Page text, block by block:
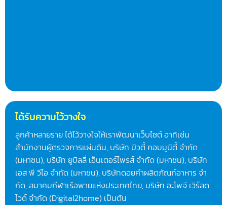
ได้รับความไว้วางใจ
ลูกค้าหลายราย ได้ไว้วางใจให้เราพัฒนาเว็บไซต์ อาทิเช่น
สำนักงานผู้ตรวจการแผ่นดิน, บริษัท บิวตี้ คอมมูนิตี้ จำกัด
(มหาชน), บริษัท ยูบิลลี่ เอ็นเตอร์ไพรส์ จำกัด (มหาชน), บริษัท
เอส พี วีไอ จำกัด (มหาชน), บริษัทดอยคําผลิตภัณฑ์อาหาร จํา
กัด, สมาคมกีฬาเรือพายแห่งประเทศไทย, บริษัท อะโพจี เวิร์ลด
ไวด์ จำกัด (Digital2home) เป็นต้น